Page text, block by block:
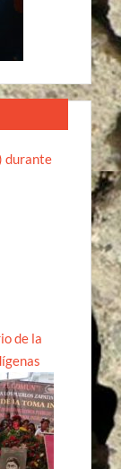
durante
de la